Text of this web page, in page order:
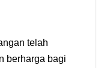
telah
berharga bagi